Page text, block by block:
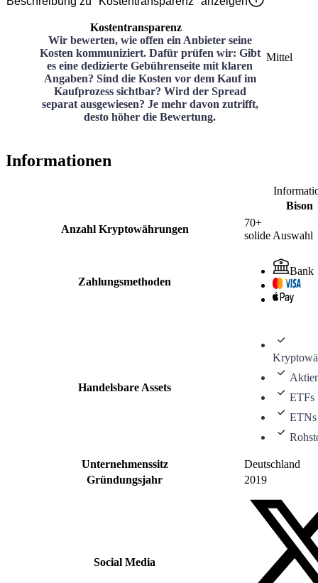
Kostentransparenz
Wir bewerten, wie offen ein Anbieter seine
Kosten kommuniziert. Dafür prüfen wir: Gibt
es eine dedizierte Gebührenseite mit klaren
Angaben? Sind die Kosten vor dem Kauf im
Kaufprozess sichtbar? Wird der Spread
separat ausgewiesen? Je mehr davon zutrifft,
desto höher die Bewertung.
Mittel
Informationen
Bison
Anzahl Kryptowährungen
70+
solide Auswahl
Zahlungsmethoden
Bank
Handelsbare Assets
ETFs
ETNs
Unternehmenssitz
Deutschland
Gründungsjahr
2019
Social Media